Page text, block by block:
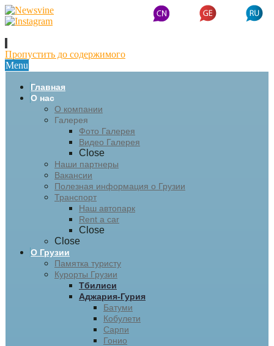
Пропустить до содержимого
Menu
Главная
О нас
О компании
Галерея
Фото Галерея
Видео Галерея
Close
Наши партнеры
Вакансии
Полезная информация о Грузии
Транспорт
Наш автопарк
Rent a car
Close
Close
О Грузии
Памятка туристу
Курорты Грузии
Тбилиси
Аджария-Гурия
Батуми
Кобулети
Сарпи
Гонио